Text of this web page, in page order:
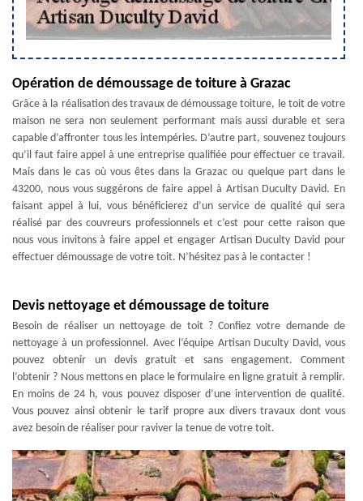
Opération de démoussage de toiture à Grazac
Grâce à la réalisation des travaux de démoussage toiture, le toit de votre
maison ne sera non seulement performant mais aussi durable et sera
capable d’affronter tous les intempéries. D’autre part, souvenez toujours
qu’il faut faire appel à une entreprise qualifiée pour effectuer ce travail.
Mais dans le cas où vous êtes dans la Grazac ou quelque part dans le
43200, nous vous suggérons de faire appel à Artisan Duculty David. En
faisant appel à lui, vous bénéficierez d’un service de qualité qui sera
réalisé par des couvreurs professionnels et c’est pour cette raison que
nous vous invitons à faire appel et engager Artisan Duculty David pour
effectuer démoussage de votre toit. N’hésitez pas à le contacter !
Devis nettoyage et démoussage de toiture
Besoin de réaliser un nettoyage de toit ? Confiez votre demande de
nettoyage à un professionnel. Avec l’équipe Artisan Duculty David, vous
pouvez obtenir un devis gratuit et sans engagement. Comment
l’obtenir ? Nous mettons en place le formulaire en ligne gratuit à remplir.
En moins de 24 h, vous pouvez disposer d’une intervention de qualité.
Vous pouvez ainsi obtenir le tarif propre aux divers travaux dont vous
avez besoin de réaliser pour raviver la tenue de votre toit.